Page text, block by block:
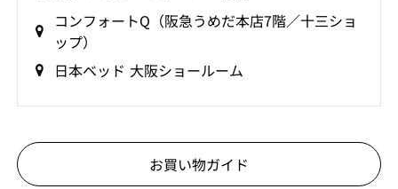
コンフォートQ（阪急うめだ本店7階／十三ショ
ップ）
日本ベッド 大阪ショールーム
お買い物ガイド